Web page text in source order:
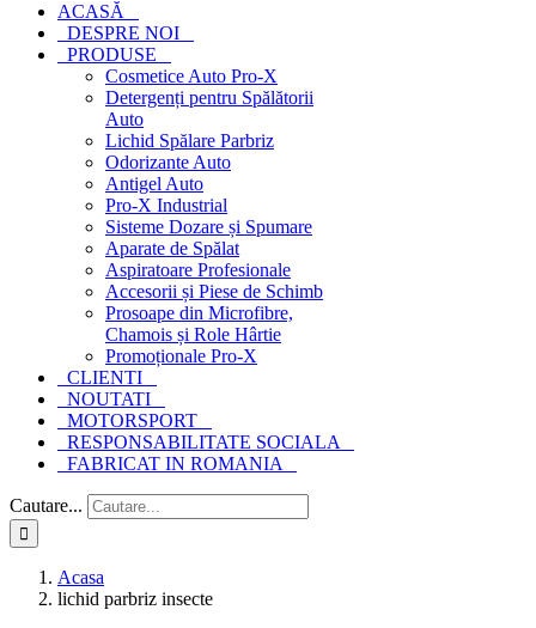
ACASĂ
DESPRE NOI
PRODUSE
Cosmetice Auto Pro-X
Detergenți pentru Spălătorii
Auto
Lichid Spălare Parbriz
Odorizante Auto
Antigel Auto
Pro-X Industrial
Sisteme Dozare și Spumare
Aparate de Spălat
Aspiratoare Profesionale
Accesorii și Piese de Schimb
Prosoape din Microfibre,
Chamois și Role Hârtie
Promoționale Pro-X
CLIENTI
NOUTATI
MOTORSPORT
RESPONSABILITATE SOCIALA
FABRICAT IN ROMANIA
Cautare...
Acasa
lichid parbriz insecte